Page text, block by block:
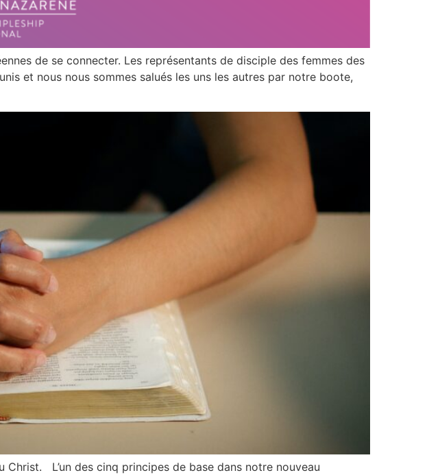
de se connecter. Les représentants de disciple des femmes des
et nous nous sommes salués les uns les autres par notre boote,
L’un des cinq principes de base dans notre nouveau